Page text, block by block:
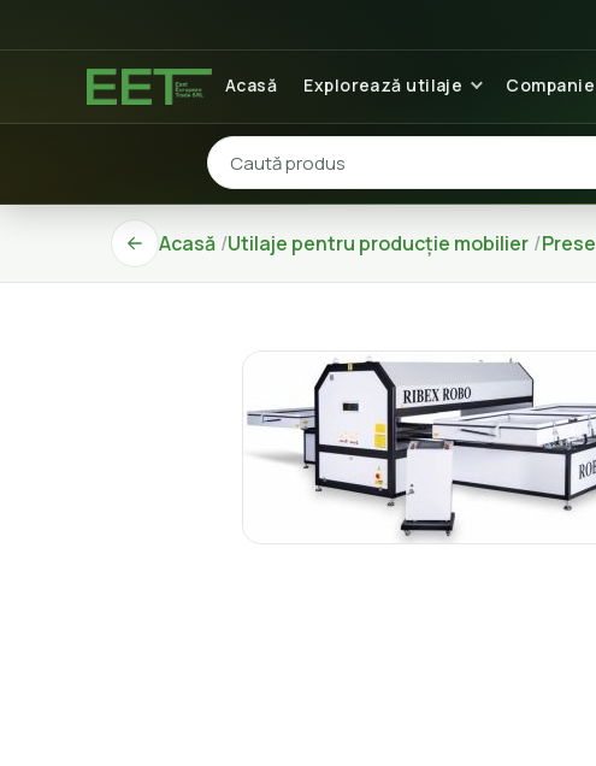
Acasă Explorează utilaje Companie
Acasă Utilaje pentru producție mobilier Prese